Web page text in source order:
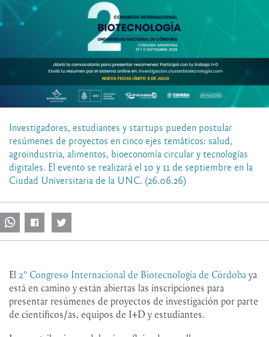
Investigadores, estudiantes y startups pueden postular
resúmenes de proyectos en cinco ejes temáticos: salud,
agroindustria, alimentos, bioeconomía circular y tecnologías
digitales. El evento se realizará el 10 y 11 de septiembre en la
Ciudad Universitaria de la UNC. (26.06.26)
El 2° Congreso Internacional de Biotecnología de Córdoba ya
está en camino y están abiertas las inscripciones para
presentar resúmenes de proyectos de investigación por parte
de científicos/as, equipos de I+D y estudiantes.